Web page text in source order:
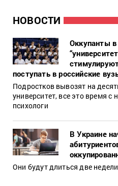
НОВОСТИ
Оккупанты
поступать в российские
Подростков вывозят на
университет, все это время с
психологи
В Украине
Они будут длиться две недели